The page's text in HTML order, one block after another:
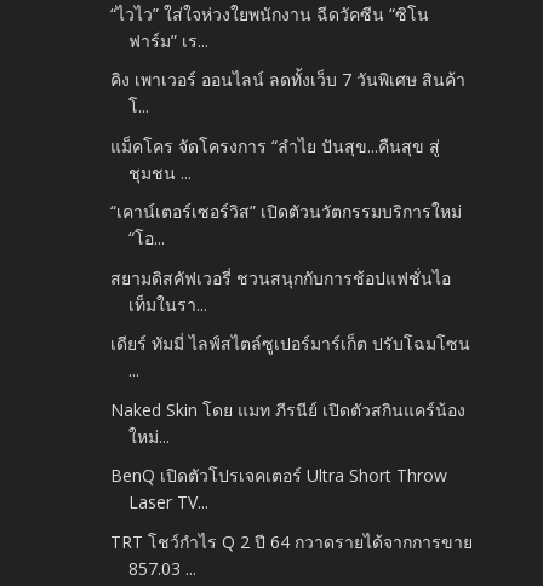
“ไวไว” ใส่ใจห่วงใยพนักงาน ฉีดวัคซีน “ซิโน
ฟาร์ม” เร...
คิง เพาเวอร์ ออนไลน์ ลดทั้งเว็บ 7 วันพิเศษ สินค้า
โ...
แม็คโคร จัดโครงการ “ลำไย ปันสุข...คืนสุข สู่
ชุมชน ...
“เคาน์เตอร์เซอร์วิส” เปิดตัวนวัตกรรมบริการใหม่
“โอ...
สยามดิสคัฟเวอรี่ ชวนสนุกกับการช้อปแฟชั่นไอ
เท็มในรา...
เดียร์ ทัมมี่ ไลฟ์สไตล์ซูเปอร์มาร์เก็ต ปรับโฉมโซน
...
Naked Skin โดย แมท ภีรนีย์ เปิดตัวสกินแคร์น้อง
ใหม่...
BenQ เปิดตัวโปรเจคเตอร์ Ultra Short Throw
Laser TV...
TRT โชว์กำไร Q 2 ปี 64 กวาดรายได้จากการขาย
857.03 ...